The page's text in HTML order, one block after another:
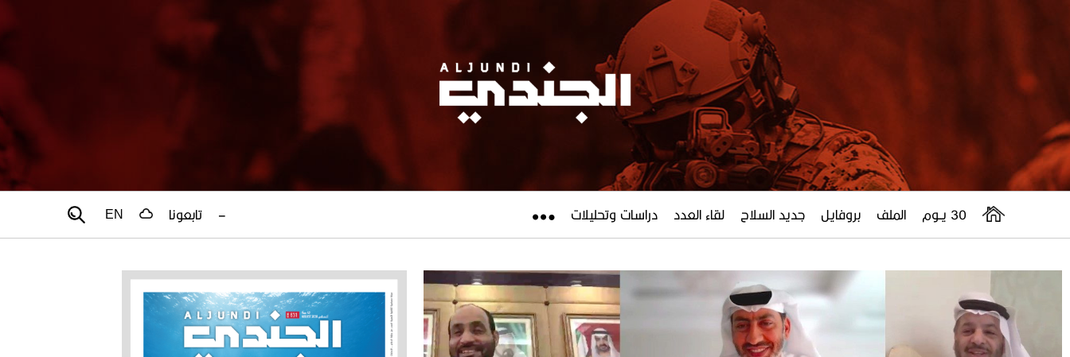
30 يــوم الملف بروفايل جديد السلاح لقاء العدد دراسات وتحليلات – تابعونا EN